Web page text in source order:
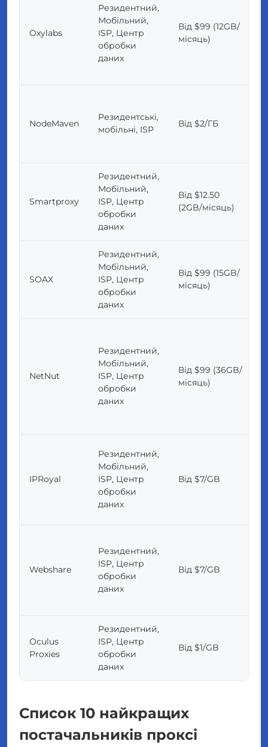
Oxylabs
Резидентний,
Мобільний,
ISP, Центр
обробки
даних
Від $99 (12GB/
місяць)
NodeMaven
Резидентські,
мобільні, ISP
Від $2/ГБ
Smartproxy
Резидентний,
Мобільний,
ISP, Центр
обробки
даних
Від $12.50
(2GB/місяць)
SOAX
Резидентний,
Мобільний,
ISP, Центр
обробки
даних
Від $99 (15GB/
місяць)
NetNut
Резидентний,
Мобільний,
ISP, Центр
обробки
даних
Від $99 (36GB/
місяць)
IPRoyal
Резидентний,
Мобільний,
ISP, Центр
обробки
даних
Від $7/GB
Webshare
Резидентний,
ISP, Центр
обробки
даних
Від $7/GB
Oculus
Proxies
Резидентний,
ISP, Центр
обробки
даних
Від $1/GB
Список 10 найкращих
постачальників проксі